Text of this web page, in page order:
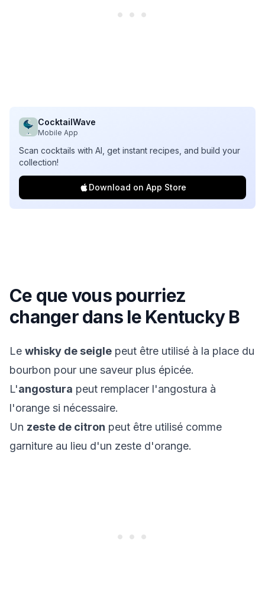
CocktailWave
Mobile App
Scan cocktails with AI, get instant recipes, and build your
collection!
Download on App Store
Ce que vous pourriez
changer dans le Kentucky B
Le whisky de seigle peut être utilisé à la place du
bourbon pour une saveur plus épicée.
L'angostura peut remplacer l'angostura à
l'orange si nécessaire.
Un zeste de citron peut être utilisé comme
garniture au lieu d'un zeste d'orange.